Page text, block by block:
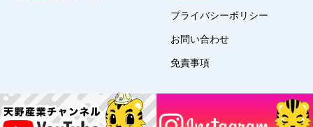
プライバシーポリシー
お問い合わせ
免責事項